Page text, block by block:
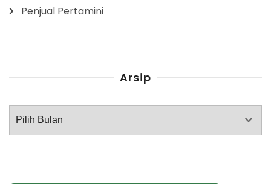
Penjual Pertamini
Arsip
Arsip